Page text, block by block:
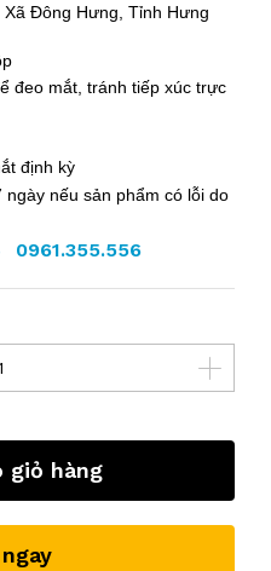
Đông Hưng, Tỉnh Hưng
đeo mắt, tránh tiếp xúc trực
định kỳ
nếu sản phẩm có lỗi do
0961.355.556
giỏ hàng